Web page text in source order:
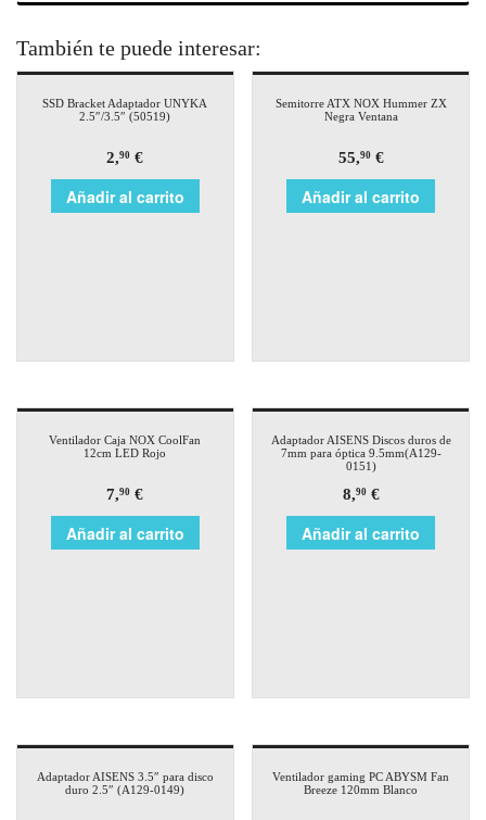
También te puede interesar:
SSD Bracket Adaptador UNYKA
2.5″/3.5″ (50519)
2,90 €
Añadir al carrito
Semitorre ATX NOX Hummer ZX
Negra Ventana
55,90€
Añadir al carrito
Ventilador Caja NOX CoolFan
12cm LED Rojo
7,90 €
Añadir al carrito
Adaptador AISENS Discos duros de
7mm para óptica 9.5mm(A129-
0151)
8,90€
Añadir al carrito
Adaptador AISENS 3.5″ para disco
duro 2.5″ (A129-0149)
Ventilador gaming PC ABYSM Fan
Breeze 120mm Blanco